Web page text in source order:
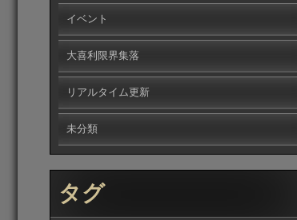
イベント
大喜利限界集落
リアルタイム更新
未分類
タグ